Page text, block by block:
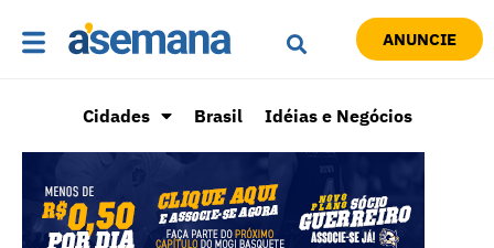
ANUNCIE
Cidades Brasil Idéias e Negócios